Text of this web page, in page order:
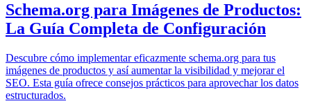
Schema.org para Imágenes de Productos:
La Guía Completa de Configuración
Descubre cómo implementar eficazmente schema.org para tus
imágenes de productos y así aumentar la visibilidad y mejorar el
SEO. Esta guía ofrece consejos prácticos para aprovechar los datos
estructurados.